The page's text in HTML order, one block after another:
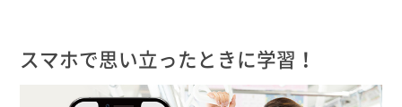
スマホで思い立ったときに学習！